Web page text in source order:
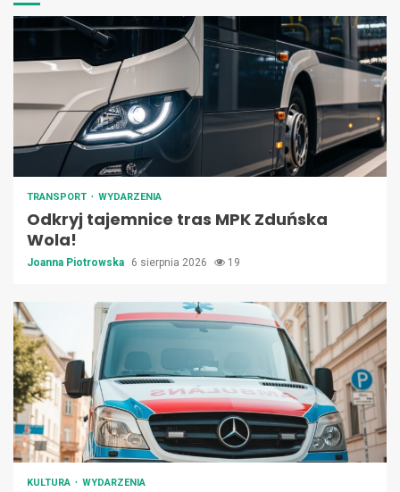
TRANSPORT WYDARZENIA
Odkryj tajemnice tras MPK Zduńska
Wola!
Joanna Piotrowska 6 sierpnia 2026 19
KULTURA WYDARZENIA